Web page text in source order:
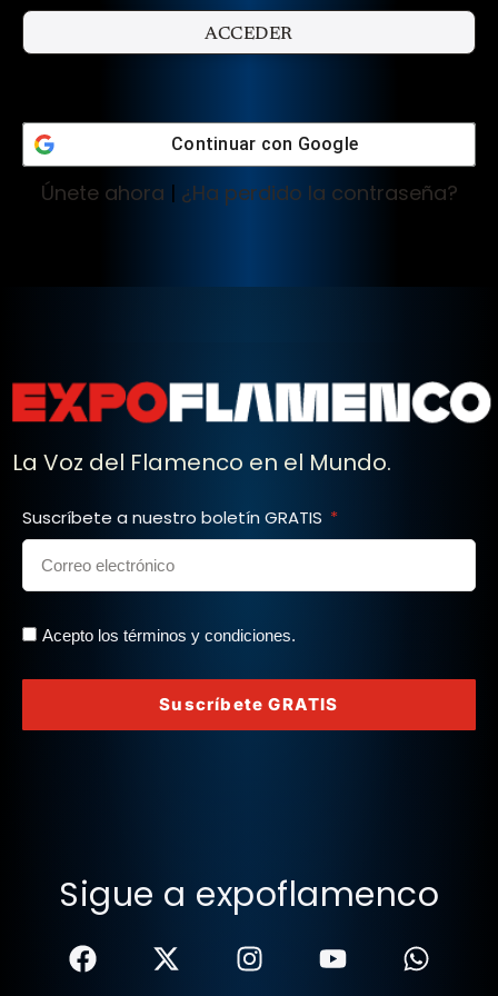
Continuar con Google
Únete ahora | ¿Ha perdido la contraseña?
La Voz del Flamenco en el Mundo.
Suscríbete a nuestro boletín GRATIS
Acepto los términos y condiciones.
Suscríbete GRATIS
Sigue a expoflamenco